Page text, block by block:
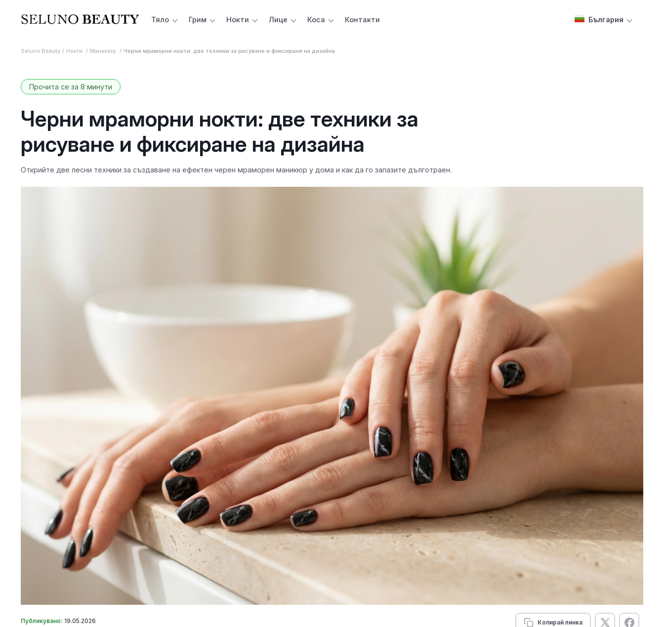
Тяло Грим Нокти Лице Коса Контакти България
Seluno Beauty Нокти Маникюр Черни мраморни нокти: две техники за рисуване и фиксиране на дизайна
Прочита се за 8 минути
Черни мраморни нокти: две техники за
рисуване и фиксиране на дизайна
Открийте две лесни техники за създаване на ефектен черен мраморен маникюр у дома и как да го запазите дълготраен.
Публикувано: 19.05.2026 Копирай линка